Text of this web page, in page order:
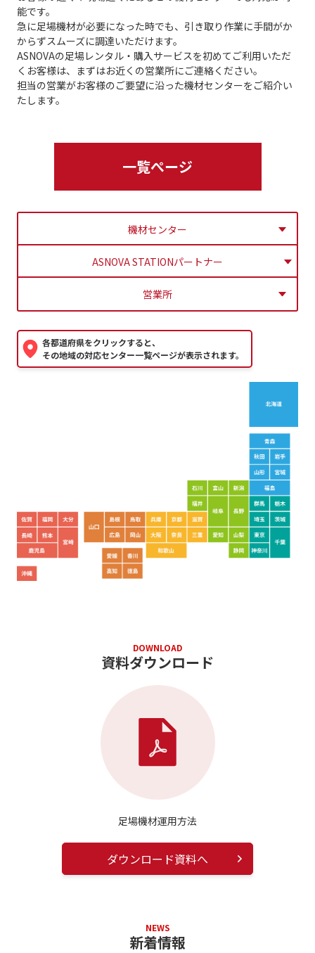
能です。
急に足場機材が必要になった時でも、引き取り作業に手間がか
からずスムーズに調達いただけます。
ASNOVAの足場レンタル・購入サービスを初めてご利用いただ
くお客様は、まずはお近くの営業所にご連絡ください。
担当の営業がお客様のご要望に沿った機材センターをご紹介い
たします。
一覧ぺージ
機材センター
ASNOVA STATIONパートナー
営業所
各都道府県をクリックすると、
その地域の対応センター一覧ページが表示されます。
DOWNLOAD
資料ダウンロード
足場機材運用方法
ダウンロード資料へ
NEWS
新着情報